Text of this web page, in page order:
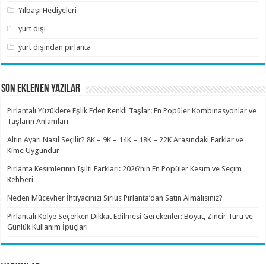
Yılbaşı Hediyeleri
yurt dışı
yurt dışından pırlanta
SON EKLENEN YAZILAR
Pırlantalı Yüzüklere Eşlik Eden Renkli Taşlar: En Popüler Kombinasyonlar ve
Taşların Anlamları
Altın Ayarı Nasıl Seçilir? 8K – 9K – 14K – 18K – 22K Arasındaki Farklar ve
Kime Uygundur
Pırlanta Kesimlerinin Işıltı Farkları: 2026’nın En Popüler Kesim ve Seçim
Rehberi
Neden Mücevher İhtiyacınızı Sirius Pırlanta’dan Satın Almalısınız?
Pırlantalı Kolye Seçerken Dikkat Edilmesi Gerekenler: Boyut, Zincir Türü ve
Günlük Kullanım İpuçları